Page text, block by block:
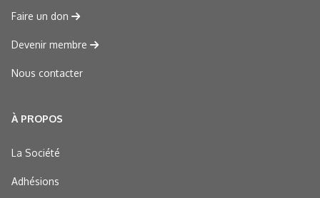
Faire un don
Devenir membre
Nous contacter
À PROPOS
La Société
Adhésions